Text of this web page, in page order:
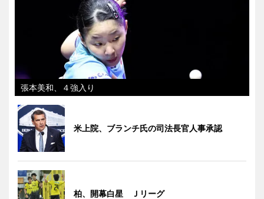
張本美和、４強入り
米上院、ブランチ氏の司法長官人事承認
柏、開幕白星 Ｊリーグ